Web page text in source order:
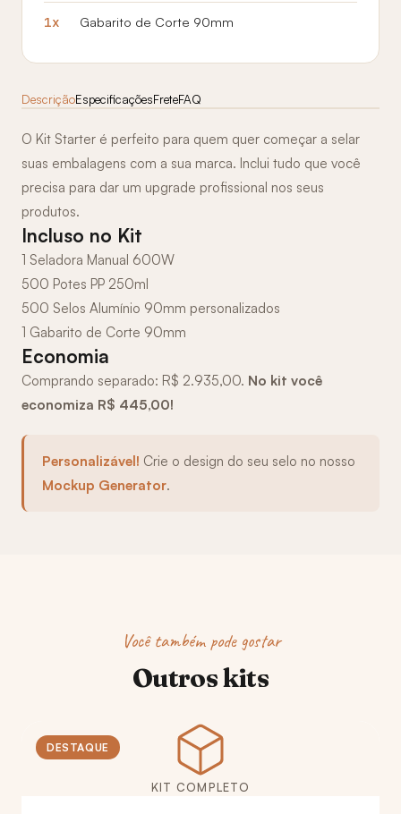
1x Gabarito de Corte 90mm
DescriçãoEspecificaçõesFreteFAQ
O Kit Starter é perfeito para quem quer começar a selar
suas embalagens com a sua marca. Inclui tudo que você
precisa para dar um upgrade profissional nos seus
produtos.
Incluso no Kit
1 Seladora Manual 600W
500 Potes PP 250ml
500 Selos Alumínio 90mm personalizados
1 Gabarito de Corte 90mm
Economia
Comprando separado: R$ 2.935,00. No kit você
economiza R$ 445,00!
Personalizável! Crie o design do seu selo no nosso
Mockup Generator.
Você também pode gostar
Outros kits
KIT COMPLETO
DESTAQUE